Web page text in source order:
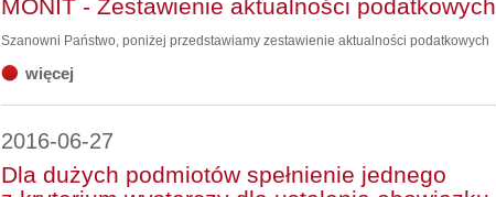
MONIT - Zestawienie aktualności podatkowych
Szanowni Państwo, poniżej przedstawiamy zestawienie aktualności podatkowych
więcej
2016-06-27
Dla dużych podmiotów spełnienie jednego